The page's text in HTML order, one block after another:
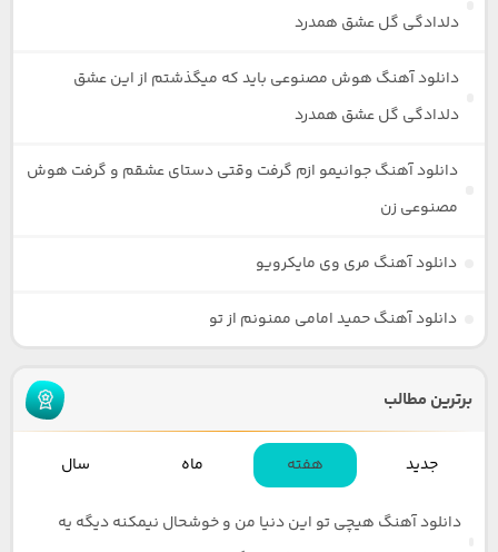
دلدادگی گل عشق همدرد
دانلود آهنگ هوش مصنوعی باید که میگذشتم از این عشق
دلدادگی گل عشق همدرد
دانلود آهنگ جوانیمو ازم گرفت وقتی دستای عشقم و گرفت هوش
مصنوعی زن
دانلود آهنگ مری وی مایکرویو
دانلود آهنگ حمید امامی ممنونم از تو
برترین مطالب
جدید هفته ماه سال
دانلود آهنگ هیچی تو این دنیا من و خوشحال نیمکنه دیگه یه